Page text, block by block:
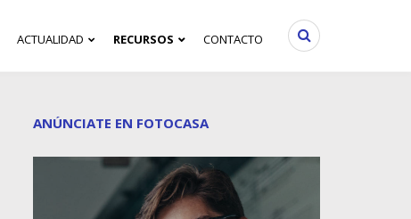
ACTUALIDAD RECURSOS CONTACTO
ANÚNCIATE EN FOTOCASA